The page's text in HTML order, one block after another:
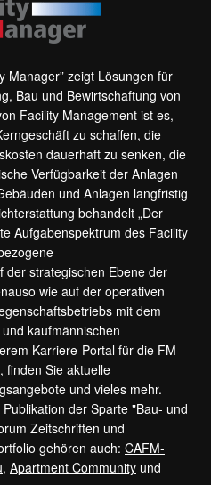
Manager” zeigt Lösungen für
Bau und Bewirtschaftung von
Facility Management ist es,
zu schaffen, die
dauerhaft zu senken, die
Verfügbarkeit der Anlagen
und Anlagen langfristig
behandelt „Der
Aufgabenspektrum des Facility
der strategischen Ebene der
wie auf der operativen
mit dem
kaufmännischen
Karriere-Portal für die FM-
, finden Sie aktuelle
und vieles mehr.
der Sparte "Bau- und
Zeitschriften und
gehören auch: CAFM-
, Apartment Community und